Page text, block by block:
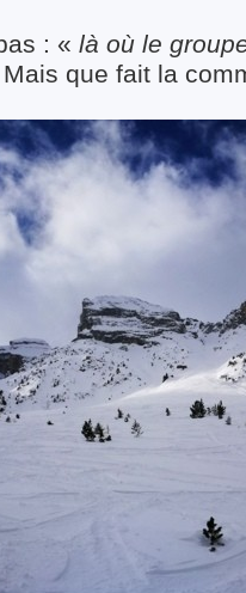
: « là où le
que fait la